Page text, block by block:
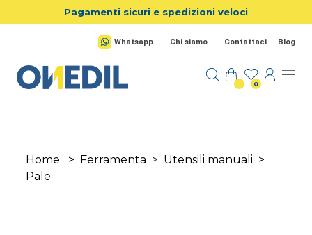
Salta al contenuto principale
Pagamenti sicuri e spedizioni veloci
Whatsapp Chi siamo Contattaci Blog
0
Home > Ferramenta > Utensili manuali >
Pale